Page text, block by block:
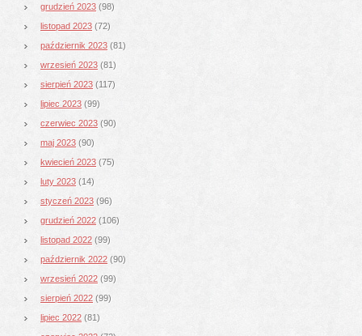
grudzień 2023 (98)
listopad 2023 (72)
październik 2023 (81)
wrzesień 2023 (81)
sierpień 2023 (117)
lipiec 2023 (99)
czerwiec 2023 (90)
maj 2023 (90)
kwiecień 2023 (75)
luty 2023 (14)
styczeń 2023 (96)
grudzień 2022 (106)
listopad 2022 (99)
październik 2022 (90)
wrzesień 2022 (99)
sierpień 2022 (99)
lipiec 2022 (81)